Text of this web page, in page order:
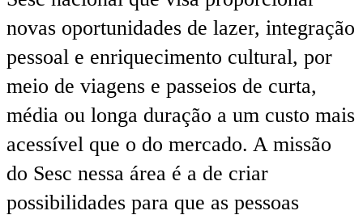
novas oportunidades de lazer, integração
pessoal e enriquecimento cultural, por
meio de viagens e passeios de curta,
média ou longa duração a um custo mais
acessível que o do mercado. A missão
do Sesc nessa área é a de criar
possibilidades para que as pessoas